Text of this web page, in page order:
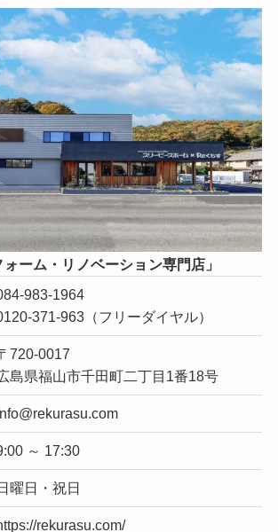
ーム・ リノベーション専門店」
983-1964
371-963 （フリーダイヤル）
720-0017
島県福山市千田町二丁目1番18号
～ 17:30
曜日・祝日
rekurasu.com/